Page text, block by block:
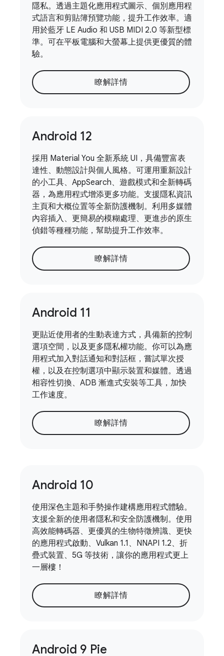
隱私。透過主題化應用程式圖示、個別應用程
式語言和剪貼簿預覽功能，提升工作效率。適
用於藍牙 LE Audio 和 USB MIDI 2.0 等新型標
準。可在平板電腦和大螢幕上提供更優質的體
驗。
瞭解詳情
Android 12
採用 Material You 全新系統 UI，具備豐富表
達性、動態設計與個人風格。可運用重新設計
的小工具、AppSearch、遊戲模式和全新轉碼
器，為應用程式增添更多功能。支援隱私資訊
主頁和大概位置等全新防護機制。利用多媒體
內容插入、更簡易的模糊處理、更進步的原生
偵錯等種種功能，幫助提升工作效率。
瞭解詳情
Android 11
更貼近使用者的生動表達方式，具備新的控制
選項空間，以及更多隱私權功能。你可以為應
用程式加入對話通知和對話框，嘗試單次授
權，以及在控制選項中顯示裝置和媒體。透過
相容性切換、ADB 漸進式安裝等工具，加快
工作速度。
瞭解詳情
Android 10
使用深色主題和手勢操作建構應用程式體驗。
支援全新的使用者隱私和安全防護機制。使用
高效能轉碼器、更優異的生物特徵辨識、更快
的應用程式啟動、Vulkan 1.1、NNAPI 1.2、折
疊式裝置、5G 等技術，讓你的應用程式更上
一層樓！
瞭解詳情
Android 9 Pie